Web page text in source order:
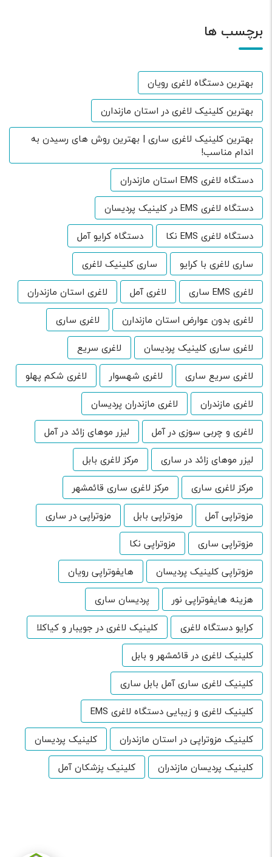
برچسب ها
بهترین دستگاه لاغری رویان
بهترین کلینیک لاغری در استان مازندارن
بهترین کلینیک لاغری ساری | بهترین روش های رسیدن به
اندام مناسب!
دستگاه لاغری EMS استان مازندران
دستگاه لاغری EMS در کلینیک پردیسان
دستگاه لاغری EMS نکا
دستگاه کرایو آمل
ساری لاغری با کرایو
ساری کلینیک لاغری
لاغری EMS ساری
لاغری آمل
لاغری استان مازندران
لاغری بدون عوارض استان مازندارن
لاغری ساری
لاغری ساری کلینیک پردیسان
لاغری سریع
لاغری سریع ساری
لاغری شهسوار
لاغری شکم پهلو
لاغری مازندران
لاغری مازندران پردیسان
لاغری و چربی سوزی در آمل
لیزر موهای زائد در آمل
لیزر موهای زائد در ساری
مرکز لاغری بابل
مرکز لاغری ساری
مرکز لاغری ساری قائمشهر
مزوتراپی آمل
مزوتراپی بابل
مزوتراپی در ساری
مزوتراپی ساری
مزوتراپی نکا
مزوتراپی کلینیک پردیسان
هایفوتراپی رویان
هزینه هایفوتراپی نور
پردیسان ساری
کرایو دستگاه لاغری
کلینیک لاغری در جویبار و کیاکلا
کلینیک لاغری در قائمشهر و بابل
کلینیک لاغری ساری آمل بابل ساری
کلینیک لاغری و زیبایی دستگاه لاغری EMS
کلینیک مزوتراپی در استان مازندران
کلینیک پردیسان
کلینیک پردیسان مازندران
کلینیک پزشکان آمل